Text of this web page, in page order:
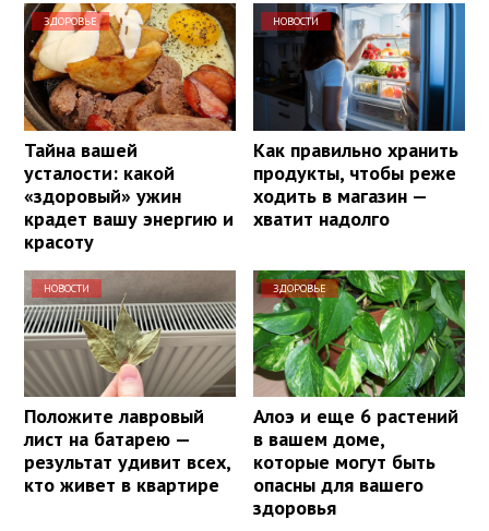
ЗДОРОВЬЕ
Тайна вашей
усталости: какой
«здоровый» ужин
крадет вашу энергию и
красоту
НОВОСТИ
Как правильно хранить
продукты, чтобы реже
ходить в магазин —
хватит надолго
НОВОСТИ
Положите лавровый
лист на батарею —
результат удивит всех,
кто живет в квартире
ЗДОРОВЬЕ
Алоэ и еще 6 растений
в вашем доме,
которые могут быть
опасны для вашего
здоровья